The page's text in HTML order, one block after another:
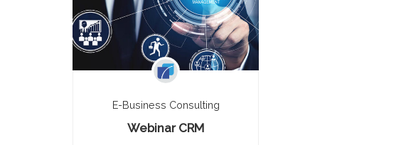
E-Business Consulting
Webinar CRM